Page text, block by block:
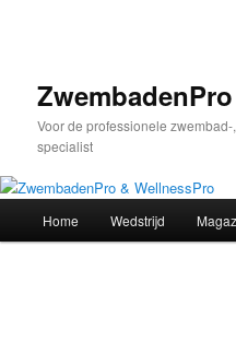
inhoud
Voor de professionele
specialist
Home Wedstrijd